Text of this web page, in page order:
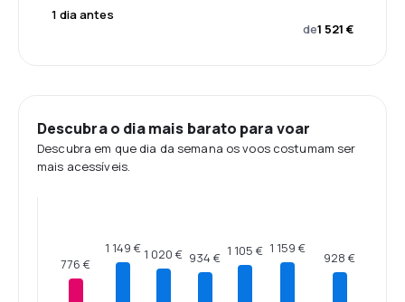
1 dia antes
de1 521 €
Descubra o dia mais barato para voar
Descubra em que dia da semana os voos costumam ser
mais acessíveis.
776 €
1 149 € 1 020 € 934 € 1 105 € 1 159 €
928 €